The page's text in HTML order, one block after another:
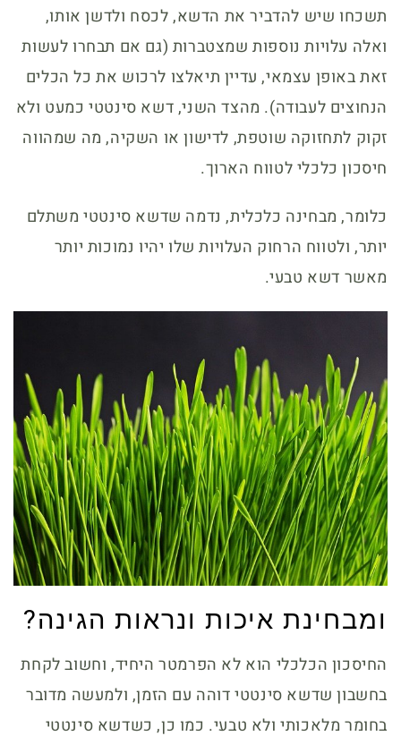
תשכחו שיש להדביר את הדשא, לכסח ולדשן אותו,
ואלה עלויות נוספות שמצטברות (גם אם תבחרו לעשות
זאת באופן עצמאי, עדיין תיאלצו לרכוש את כל הכלים
הנחוצים לעבודה). מהצד השני, דשא סינטטי כמעט ולא
זקוק לתחזוקה שוטפת, לדישון או השקיה, מה שמהווה
חיסכון כלכלי לטווח הארוך.
כלומר, מבחינה כלכלית, נדמה שדשא סינטטי משתלם
יותר, ולטווח הרחוק העלויות שלו יהיו נמוכות יותר
מאשר דשא טבעי.
ומבחינת איכות ונראות הגינה?
החיסכון הכלכלי הוא לא הפרמטר היחיד, וחשוב לקחת
בחשבון שדשא סינטטי דוהה עם הזמן, ולמעשה מדובר
בחומר מלאכותי ולא טבעי. כמו כן, כשדשא סינטטי